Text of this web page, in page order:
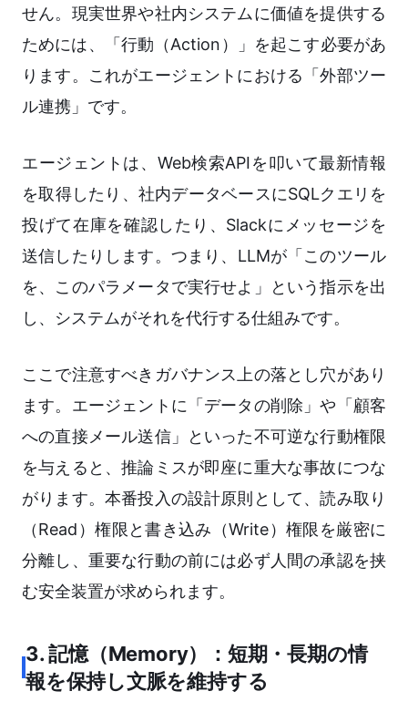
せん。現実世界や社内システムに価値を提供する
ためには、「行動（Action）」を起こす必要があ
ります。これがエージェントにおける「外部ツー
ル連携」です。
エージェントは、Web検索APIを叩いて最新情報
を取得したり、社内データベースにSQLクエリを
投げて在庫を確認したり、Slackにメッセージを
送信したりします。つまり、LLMが「このツール
を、このパラメータで実行せよ」という指示を出
し、システムがそれを代行する仕組みです。
ここで注意すべきガバナンス上の落とし穴があり
ます。エージェントに「データの削除」や「顧客
への直接メール送信」といった不可逆な行動権限
を与えると、推論ミスが即座に重大な事故につな
がります。本番投入の設計原則として、読み取り
（Read）権限と書き込み（Write）権限を厳密に
分離し、重要な行動の前には必ず人間の承認を挟
む安全装置が求められます。
3. 記憶（Memory）：短期・長期の情
報を保持し文脈を維持する